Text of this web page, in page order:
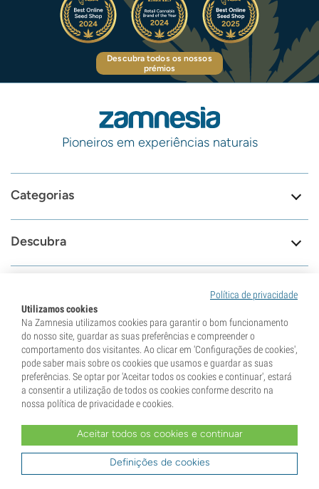
Descubra todos os nossos
prémios
Pioneiros em experiências naturais
Categorias
Descubra
Ferramentas
Política de privacidade
Utilizamos cookies
Na Zamnesia utilizamos cookies para garantir o bom funcionamento
do nosso site, guardar as suas preferências e compreender o
comportamento dos visitantes. Ao clicar em 'Configurações de cookies',
pode saber mais sobre os cookies que usamos e guardar as suas
preferências. Se optar por 'Aceitar todos os cookies e continuar', estará
a consentir a utilização de todos os cookies conforme descrito na
nossa política de privacidade e cookies.
Aceitar todos os cookies e continuar
Definições de cookies
8.6
79687
Estamos aqui para
ajudar
Consulte a nossa